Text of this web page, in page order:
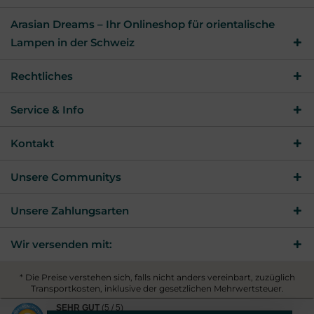
Arasian Dreams – Ihr Onlineshop für orientalische
Lampen in der Schweiz
Rechtliches
Service & Info
Kontakt
Unsere Communitys
Unsere Zahlungsarten
Wir versenden mit:
* Die Preise verstehen sich, falls nicht anders vereinbart, zuzüglich
Transportkosten, inklusive der gesetzlichen Mehrwertsteuer.
© 2026 Arasian Dreams - All Rights Reserved. Theme by
SEHR GUT (5 / 5)